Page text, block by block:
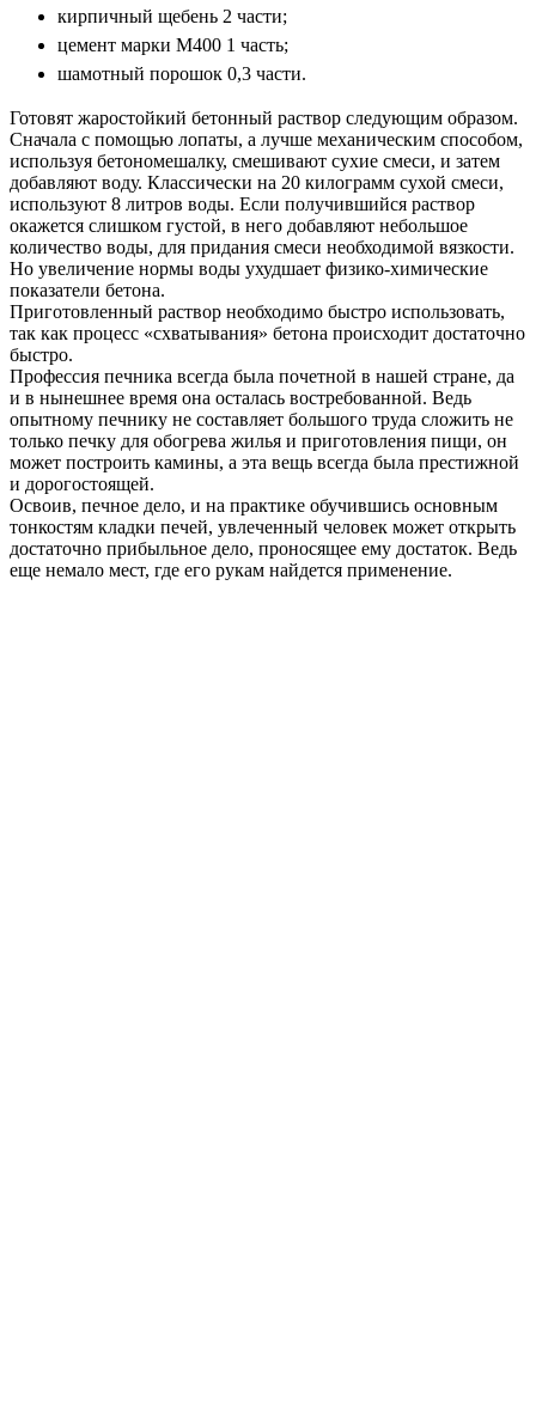
кирпичный щебень 2 части;
цемент марки М400 1 часть;
шамотный порошок 0,3 части.
Готовят жаростойкий бетонный раствор следующим образом.
Сначала с помощью лопаты, а лучше механическим способом,
используя бетономешалку, смешивают сухие смеси, и затем
добавляют воду. Классически на 20 килограмм сухой смеси,
используют 8 литров воды. Если получившийся раствор
окажется слишком густой, в него добавляют небольшое
количество воды, для придания смеси необходимой вязкости.
Но увеличение нормы воды ухудшает физико-химические
показатели бетона.
Приготовленный раствор необходимо быстро использовать,
так как процесс «схватывания» бетона происходит достаточно
быстро.
Профессия печника всегда была почетной в нашей стране, да
и в нынешнее время она осталась востребованной. Ведь
опытному печнику не составляет большого труда сложить не
только печку для обогрева жилья и приготовления пищи, он
может построить камины, а эта вещь всегда была престижной
и дорогостоящей.
Освоив, печное дело, и на практике обучившись основным
тонкостям кладки печей, увлеченный человек может открыть
достаточно прибыльное дело, проносящее ему достаток. Ведь
еще немало мест, где его рукам найдется применение.